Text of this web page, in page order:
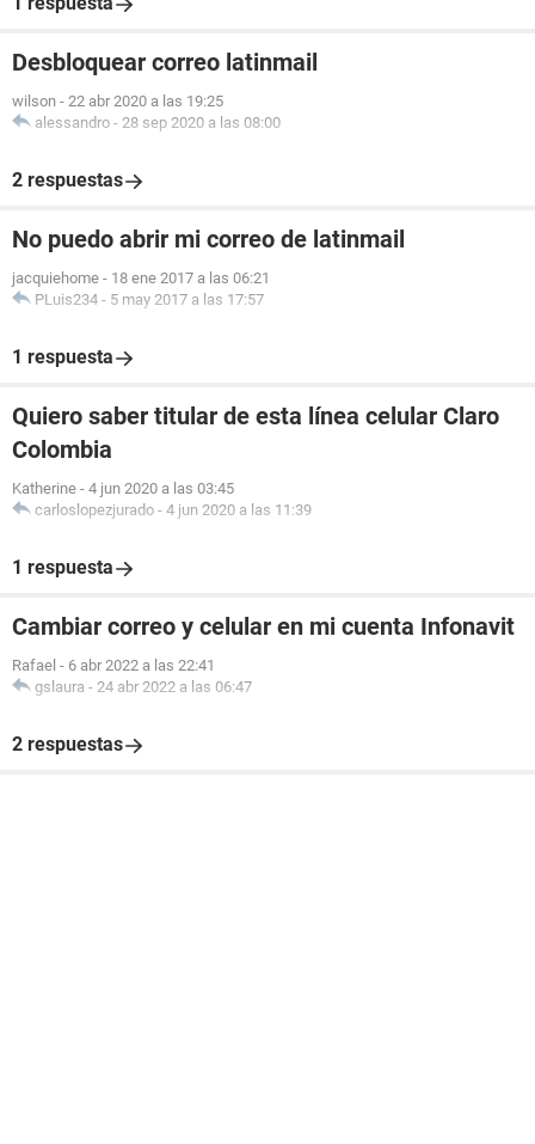
Desbloquear correo latinmail
wilson - 22 abr 2020 a las 19:25
alessandro - 28 sep 2020 a las 08:00
2 respuestas
No puedo abrir mi correo de latinmail
jacquiehome - 18 ene 2017 a las 06:21
PLuis234 - 5 may 2017 a las 17:57
1 respuesta
Quiero saber titular de esta línea celular Claro
Colombia
Katherine - 4 jun 2020 a las 03:45
carloslopezjurado - 4 jun 2020 a las 11:39
1 respuesta
Cambiar correo y celular en mi cuenta Infonavit
Rafael - 6 abr 2022 a las 22:41
gslaura - 24 abr 2022 a las 06:47
2 respuestas